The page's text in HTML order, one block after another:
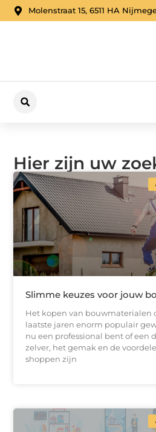
Molenstraat 15, 6511 HA
Hier zijn uw
Slimme keuzes voor jouw
Het kopen van bouwmaterialen
laatste jaren enorm populair
nu een professional bent of een
zelver, het gemak en de
shoppen zijn